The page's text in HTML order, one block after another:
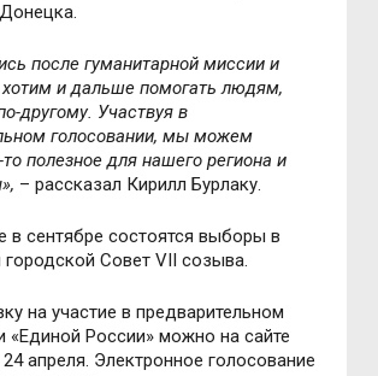
после гуманитарной миссии и
и дальше помогать людям,
другому. Участвуя в
голосовании, мы можем
полезное для нашего региона и
– рассказал Кирилл Бурлаку.
в сентябре состоятся выборы в
Совет VII созыва.
на участие в предварительном
«Единой России» можно на сайте
апреля. Электронное голосование